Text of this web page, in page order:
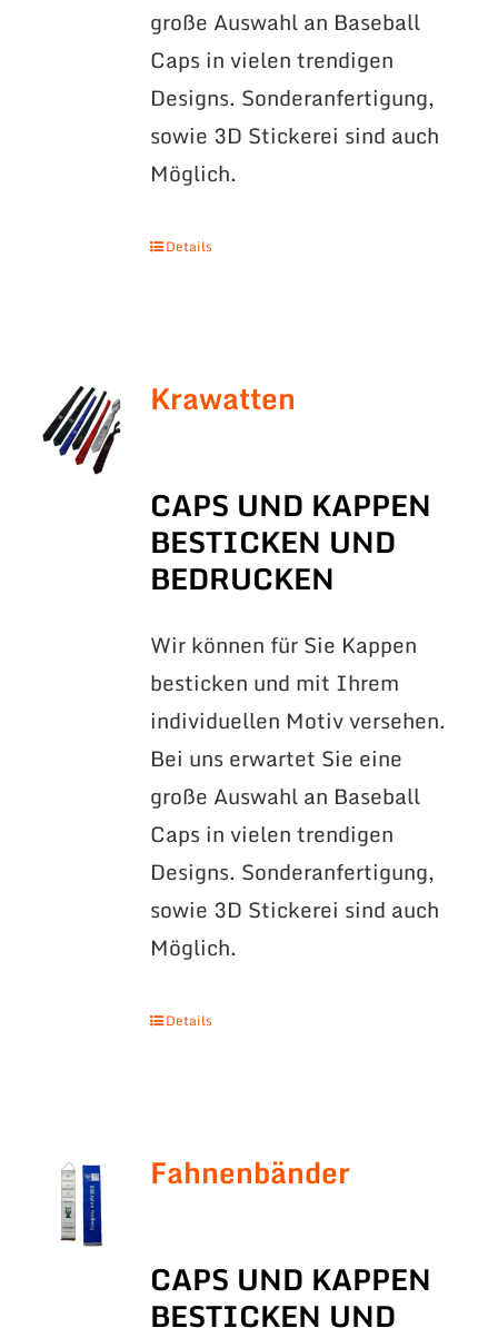
große Auswahl an Baseball
Caps in vielen trendigen
Designs. Sonderanfertigung,
sowie 3D Stickerei sind auch
Möglich.
Details
Krawatten
CAPS UND KAPPEN
BESTICKEN UND
BEDRUCKEN
Wir können für Sie Kappen
besticken und mit Ihrem
individuellen Motiv versehen.
Bei uns erwartet Sie eine
große Auswahl an Baseball
Caps in vielen trendigen
Designs. Sonderanfertigung,
sowie 3D Stickerei sind auch
Möglich.
Details
Fahnenbänder
CAPS UND KAPPEN
BESTICKEN UND